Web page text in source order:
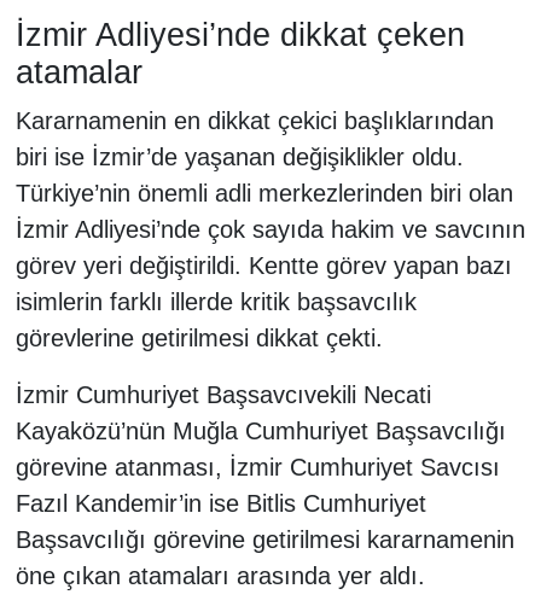
oluşturulmalı
İzmir Adliyesi’nde dikkat çeken
atamalar
Kararnamenin en dikkat çekici başlıklarından
biri ise İzmir’de yaşanan değişiklikler oldu.
Türkiye’nin önemli adli merkezlerinden biri olan
İzmir Adliyesi’nde çok sayıda hakim ve savcının
görev yeri değiştirildi. Kentte görev yapan bazı
isimlerin farklı illerde kritik başsavcılık
görevlerine getirilmesi dikkat çekti.
İzmir Cumhuriyet Başsavcıvekili Necati
Kayaközü’nün Muğla Cumhuriyet Başsavcılığı
görevine atanması, İzmir Cumhuriyet Savcısı
Fazıl Kandemir’in ise Bitlis Cumhuriyet
Başsavcılığı görevine getirilmesi kararnamenin
öne çıkan atamaları arasında yer aldı.